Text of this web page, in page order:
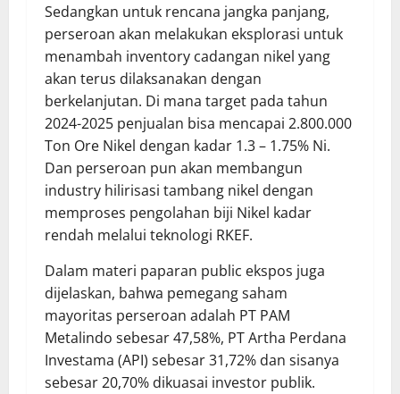
Sedangkan untuk rencana jangka panjang,
perseroan akan melakukan eksplorasi untuk
menambah inventory cadangan nikel yang
akan terus dilaksanakan dengan
berkelanjutan. Di mana target pada tahun
2024-2025 penjualan bisa mencapai 2.800.000
Ton Ore Nikel dengan kadar 1.3 – 1.75% Ni.
Dan perseroan pun akan membangun
industry hilirisasi tambang nikel dengan
memproses pengolahan biji Nikel kadar
rendah melalui teknologi RKEF.
Dalam materi paparan public ekspos juga
dijelaskan, bahwa pemegang saham
mayoritas perseroan adalah PT PAM
Metalindo sebesar 47,58%, PT Artha Perdana
Investama (API) sebesar 31,72% dan sisanya
sebesar 20,70% dikuasai investor publik.